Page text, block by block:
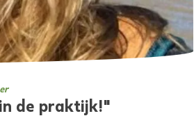
de praktijk!"